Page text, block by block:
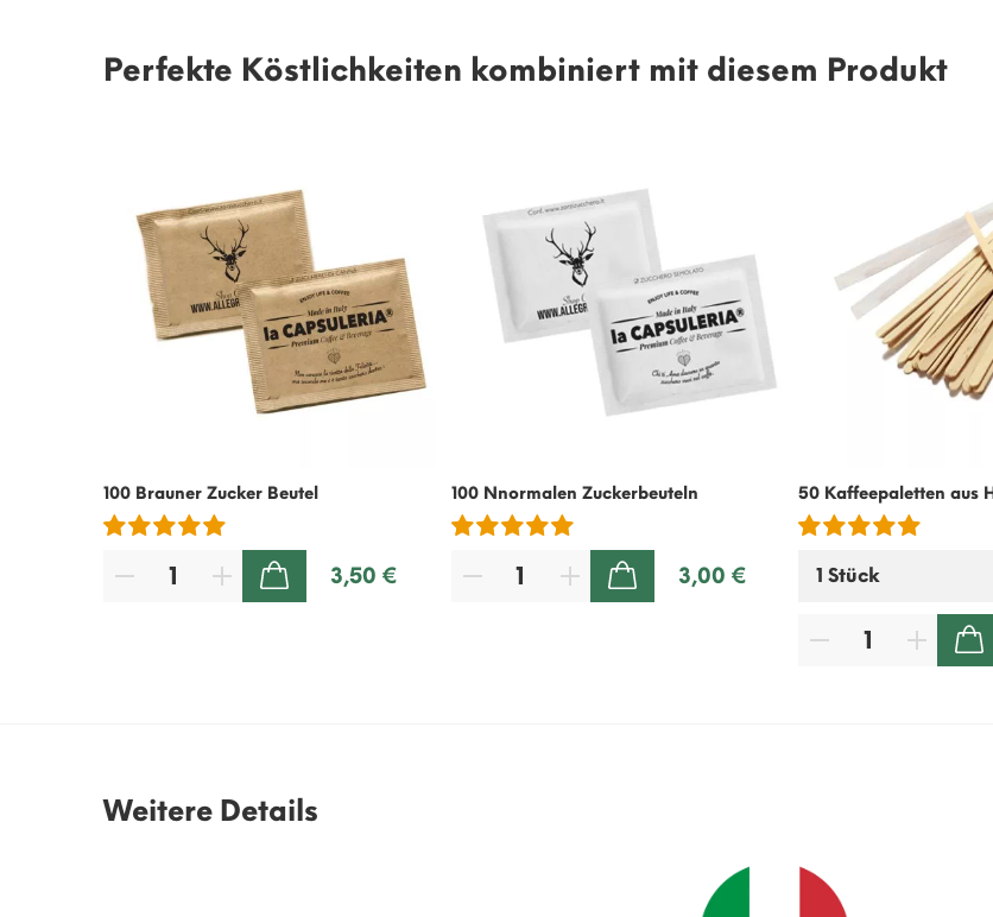
Perfekte Köstlichkeiten kombiniert mit diesem Produkt
100 Brauner Zucker Beutel
3,50 €
100 Nnormalen Zuckerbeuteln
3,00 €
50 Kaffeepaletten aus
Weitere Details